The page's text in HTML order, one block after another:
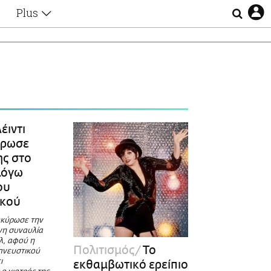
Plus
Οι Αθηναίοι
Απώλειες
Lgbtqi+
Επιλογές
στο
την
συναυλία
αφού η
Πολιτισμός Το
εκθαμβωτικό ερείπιο